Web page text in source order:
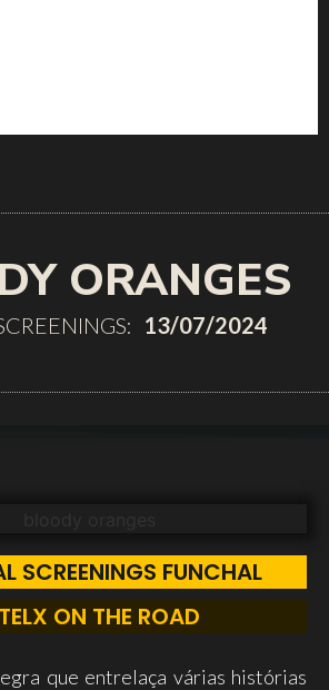
ORANGES
13/07/2024
SCREENINGS FUNCHAL
ON THE ROAD
que entrelaça várias histórias